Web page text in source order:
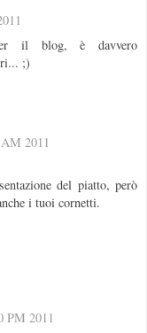
il blog, è davvero
;)
2011
del piatto, però
i tuoi cornetti.
PM 2011